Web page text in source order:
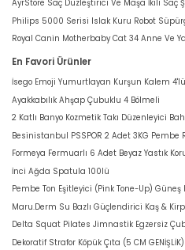
AyrStore Saç Düzleştirici Ve Maşa İkili Saç
Philips 5000 Serisi Islak Kuru Robot
Royal Canin Motherbaby Cat 34 Anne Ve
En Favori Ürünler
İsego Emoji Yumurtlayan Kurşun Kalem 4'lü
Ayakkabılık Ahşap Çubuklu 4 Bölmeli
2 Katlı Banyo Kozmetik Takı Düzenleyici
Besinistanbul PSSPOR 2 Adet 3KG Pembe
Formeya Fermuarlı 6 Adet Beyaz Yastık
İnci Ağda Spatula 100lü
Pembe Ton Eşitleyici (Pink Tone-Up) Güneş
Maru.Derm Su Bazlı Güçlendirici Kaş &
Delta Squat Pilates Jimnastik Egzersiz
Dekoratif Strafor Köpük Çıta (5 CM GENİŞLİK)